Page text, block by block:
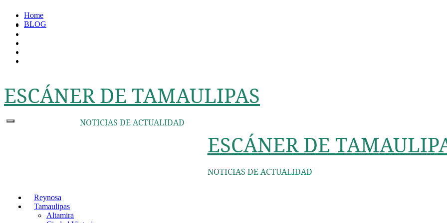
contenido
Home
BLOG
ESCÁNER DE TAMAULIPAS
NOTICIAS DE ACTUALIDAD
ESCÁNER DE
NOTICIAS DE ACTUALIDAD
Reynosa
Tamaulipas
Altamira